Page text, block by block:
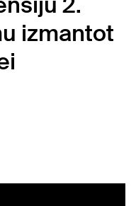
izmantot